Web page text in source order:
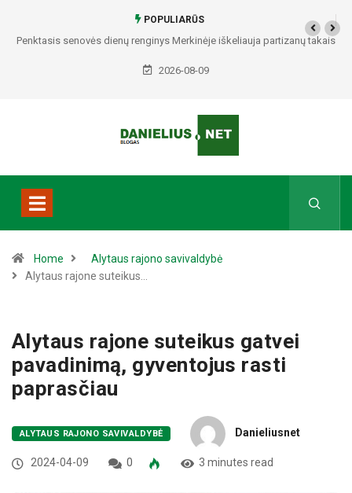
POPULIARŪS
Penktasis senovės dienų renginys Merkinėje iškeliauja partizanų takais
2026-08-09
Home
Alytaus rajono savivaldybė
Alytaus rajone suteikus…
Alytaus rajone suteikus gatvei
pavadinimą, gyventojus rasti
paprasčiau
ALYTAUS RAJONO SAVIVALDYBĖ Danieliusnet
2024-04-09 0 3 minutes read